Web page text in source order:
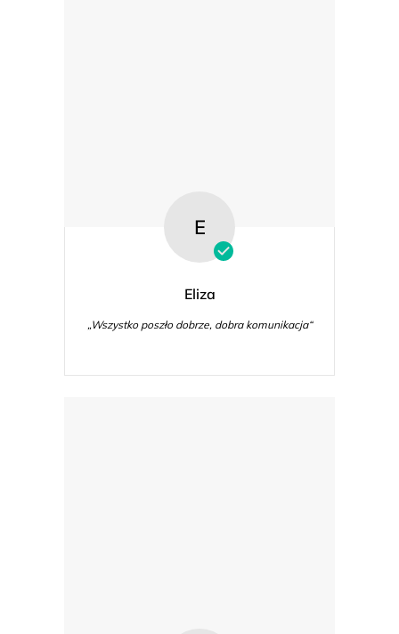
E
Eliza
„Wszystko poszło dobrze, dobra komunikacja“